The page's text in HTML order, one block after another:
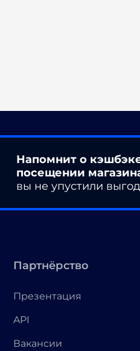
Напомнит о
посещении
вы не упустили
Партнёрство
Презентация
API
Вакансии